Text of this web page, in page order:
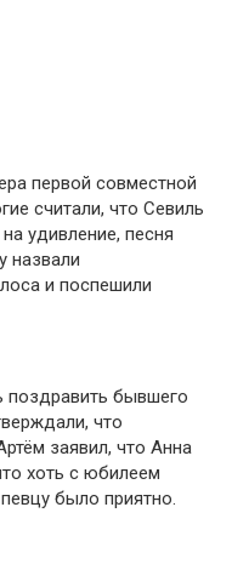
первой совместной
считали, что Севиль
удивление, песня
назвали
и поспешили
поздравить бывшего
что
заявил, что Анна
хоть с юбилеем
было приятно.